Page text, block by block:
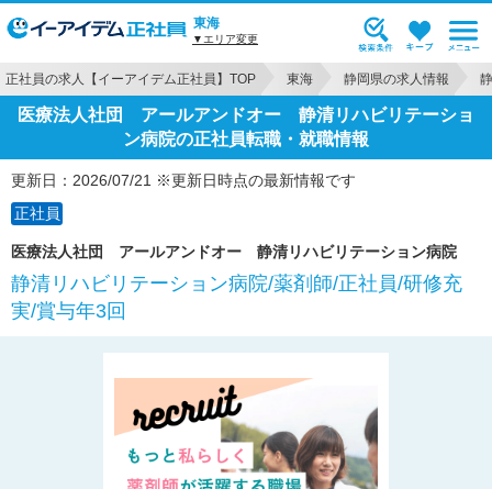
東海
▼エリア変更
正社員の求人【イーアイデム正社員】TOP 東海 静岡県の求人情報
医療法人社団 アールアンドオー 静清リハビリテーショ
ン病院の正社員転職・就職情報
更新日：2026/07/21 ※更新日時点の最新情報です
正社員
医療法人社団 アールアンドオー 静清リハビリテーション病院
静清リハビリテーション病院/薬剤師/正社員/研修充
実/賞与年3回